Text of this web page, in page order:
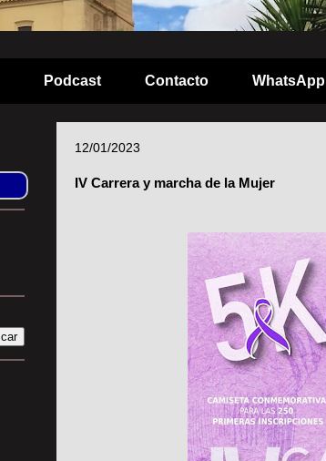
Podcast Contacto WhatsApp
12/01/2023
IV Carrera y marcha de la Mujer